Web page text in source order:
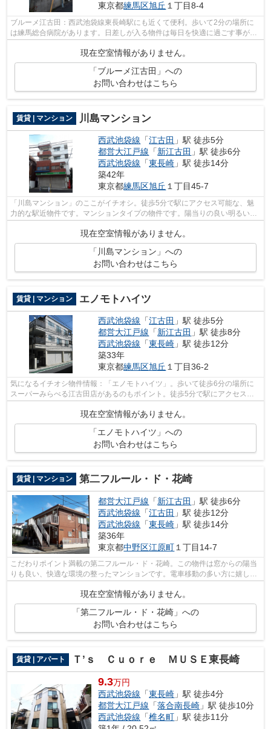
東京都練馬区旭丘 １丁目8-4
ブルーメ江古田：西武池袋線東長崎駅にも近くて便利。歩いて2分の場所に
は練馬総合病院があります。日差しが入る物件は毎日を快適に過ごす事がで
現在空室情報がありません。
「ブルーメ江古田」への
お問い合わせはこちら
賃貸 | マンション 川島マンション
西武池袋線 「江古田 」駅 徒歩5分
都営大江戸線 「新江古田 」駅 徒歩6分
西武池袋線 「東長崎 」駅 徒歩14分
築42年
東京都練馬区旭丘 １丁目45-7
「川島マンション」のここがイチオシ。徒歩5分で駅にアクセス可能な、魅
力的な駅近物件です。マンションタイプの物件です。陽当りの良い明るい環
現在空室情報がありません。
「川島マンション」への
お問い合わせはこちら
賃貸 | マンション エノモトハイツ
西武池袋線 「江古田 」駅 徒歩5分
都営大江戸線 「新江古田 」駅 徒歩8分
西武池袋線 「東長崎 」駅 徒歩12分
築33年
東京都練馬区旭丘 １丁目36-2
気になるイチオシ物件情報：「エノモトハイツ」。歩いて徒歩6分の場所に
スーパーみらべる江古田店があるのもポイント。徒歩5分で駅にアクセスで
きる物件です。防犯対策もバッチリなマ...
現在空室情報がありません。
「エノモトハイツ」への
お問い合わせはこちら
賃貸 | マンション 第二フルール・ド・花崎
都営大江戸線 「新江古田 」駅 徒歩6分
西武池袋線 「江古田 」駅 徒歩12分
西武池袋線 「東長崎 」駅 徒歩14分
築36年
東京都中野区江原町 １丁目14-7
こだわりポイント満載の第二フルール・ド・花崎。この物件は窓からの陽当
りも良い、快適な環境の整ったマンションです。電車移動の多い方に嬉しい
現在空室情報がありません。
「第二フルール・ド・花崎」への
お問い合わせはこちら
賃貸 | アパート Ｔ’ｓ Ｃｕｏｒｅ ＭＵＳＥ東長崎
9.3万円
西武池袋線 「東長崎 」駅 徒歩4分
都営大江戸線 「落合南長崎 」駅 徒歩10分
西武池袋線 「椎名町 」駅 徒歩11分